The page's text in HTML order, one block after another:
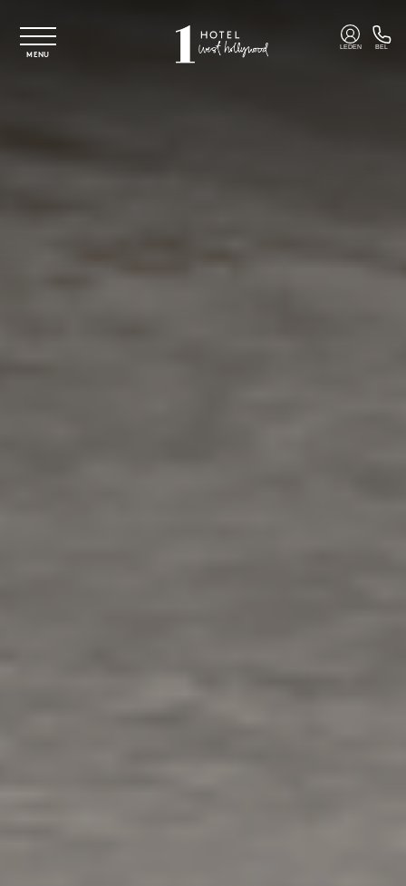
MENU
LEDEN BEL